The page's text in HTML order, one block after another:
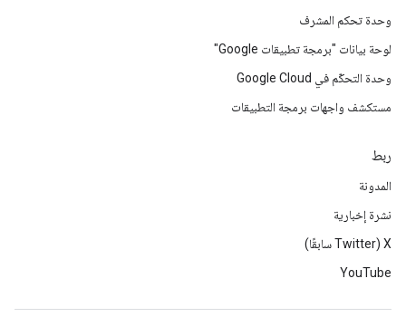
وحدة تحكم المشرف
لوحة بيانات "برمجة تطبيقات Google"
وحدة التحكّم في Google Cloud
مستكشف واجهات برمجة التطبيقات
ربط
المدونة
نشرة إخبارية
‫X ‏(Twitter سابقًا)
YouTube